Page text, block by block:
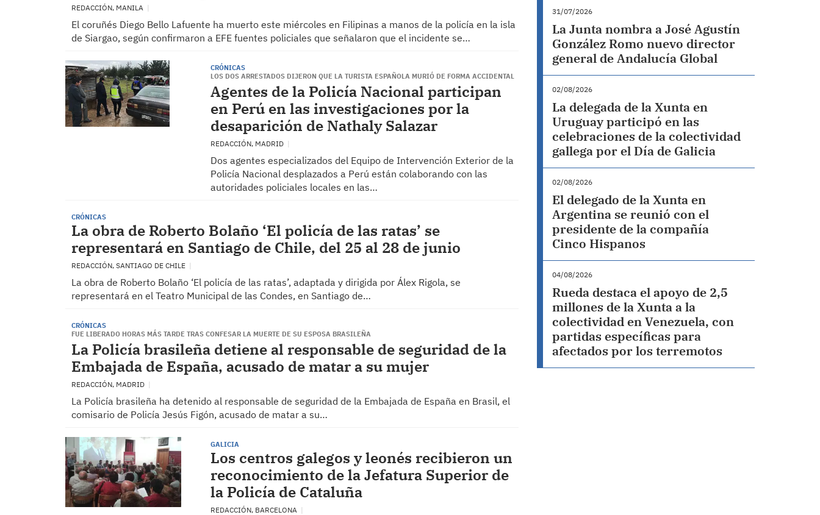
REDACCIÓN, MANILA
El coruñés Diego Bello Lafuente ha muerto este miércoles en Filipinas a manos de la policía en la isla
de Siargao, según confirmaron a EFE fuentes policiales que señalaron que el incidente se…
CRÓNICAS
LOS DOS ARRESTADOS DIJERON QUE LA TURISTA ESPAÑOLA MURIÓ DE FORMA ACCIDENTAL
Agentes de la Policía Nacional participan
en Perú en las investigaciones por la
desaparición de Nathaly Salazar
REDACCIÓN, MADRID
Dos agentes especializados del Equipo de Intervención Exterior de la
Policía Nacional desplazados a Perú están colaborando con las
autoridades policiales locales en las…
CRÓNICAS
La obra de Roberto Bolaño ‘El policía de las ratas’ se
representará en Santiago de Chile, del 25 al 28 de junio
REDACCIÓN, SANTIAGO DE CHILE
La obra de Roberto Bolaño ‘El policía de las ratas’, adaptada y dirigida por Álex Rigola, se
representará en el Teatro Municipal de las Condes, en Santiago de…
CRÓNICAS
FUE LIBERADO HORAS MÁS TARDE TRAS CONFESAR LA MUERTE DE SU ESPOSA BRASILEÑA
La Policía brasileña detiene al responsable de seguridad de la
Embajada de España, acusado de matar a su mujer
REDACCIÓN, MADRID
La Policía brasileña ha detenido al responsable de seguridad de la Embajada de España en Brasil, el
comisario de Policía Jesús Figón, acusado de matar a su…
GALICIA
Los centros galegos y leonés recibieron un
reconocimiento de la Jefatura Superior de
la Policía de Cataluña
REDACCIÓN, BARCELONA
31/07/2026
La Junta nombra a José Agustín
González Romo nuevo director
general de Andalucía Global
02/08/2026
La delegada de la Xunta en
Uruguay participó en las
celebraciones de la colectividad
gallega por el Día de Galicia
02/08/2026
El delegado de la Xunta en
Argentina se reunió con el
presidente de la compañía
Cinco Hispanos
04/08/2026
Rueda destaca el apoyo de 2,5
millones de la Xunta a la
colectividad en Venezuela, con
partidas específicas para
afectados por los terremotos